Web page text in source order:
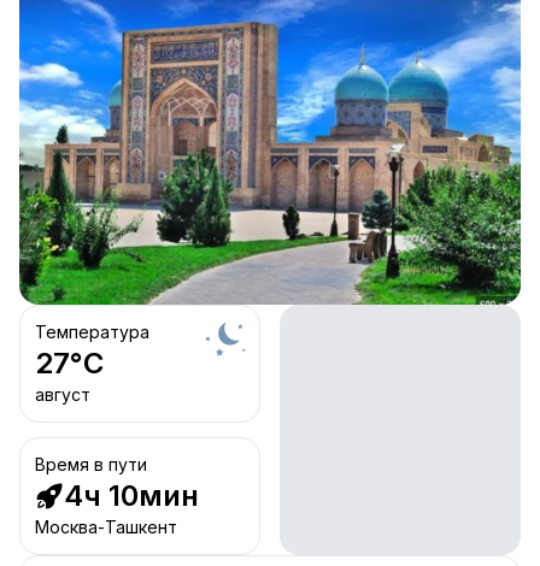
Температура
27°C
август
Время в пути
4ч 10мин
Москва-Ташкент